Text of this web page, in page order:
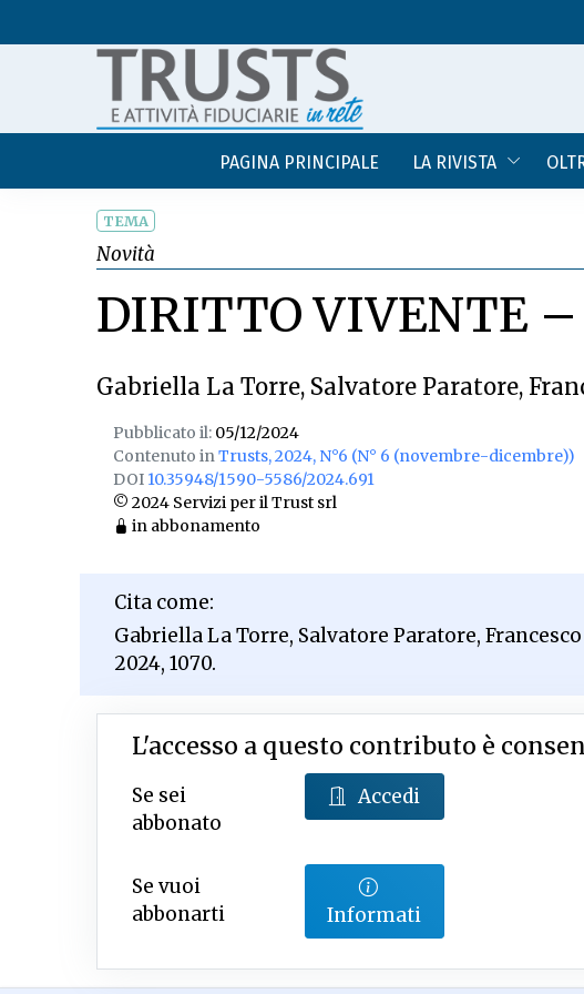
PAGINA PRINCIPALE LA RIVISTA
TEMA
Novità
DIRITTO VIVENTE
Gabriella La Torre, Salvatore Paratore,
Pubblicato il: 05/12/2024
Contenuto inTrusts, 2024, N°6 (N° 6 (novembre-dicembre))
DOI 10.35948/1590-5586/2024.691
© 2024 Servizi per il Trust srl
in abbonamento
Cita come:
Gabriella La Torre, Salvatore Paratore,
2024, 1070.
L'accesso a questo contributo è
Se sei
abbonato
Accedi
Se vuoi
abbonarti
Informati